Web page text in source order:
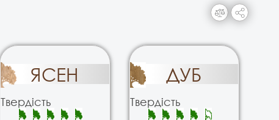
ЯСЕН
Твердість
ДУБ
Твердість